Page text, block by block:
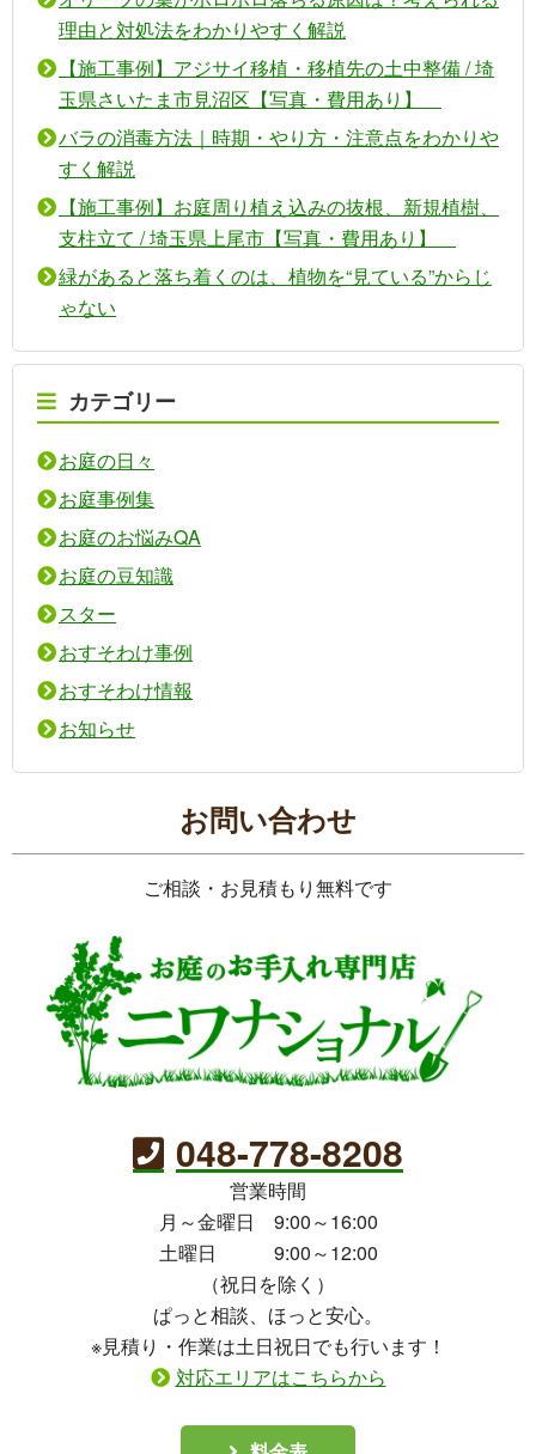
理由と対処法をわかりやすく解説
【施工事例】アジサイ移植・移植先の土中整備 / 埼
玉県さいたま市見沼区【写真・費用あり】
バラの消毒方法｜時期・やり方・注意点をわかりや
すく解説
【施工事例】お庭周り植え込みの抜根、新規植樹、
支柱立て / 埼玉県上尾市【写真・費用あり】
緑があると落ち着くのは、植物を“見ている”からじ
ゃない
カテゴリー
お庭の日々
お庭事例集
お庭のお悩みQA
お庭の豆知識
スター
おすそわけ事例
おすそわけ情報
お知らせ
お問い合わせ
ご相談・お見積もり無料です
048-778-8208
営業時間
月～金曜日 9:00～16:00
土曜日 9:00～12:00
（祝日を除く）
ぱっと相談、ほっと安心。
※見積り・作業は土日祝日でも行います！
対応エリアはこちらから